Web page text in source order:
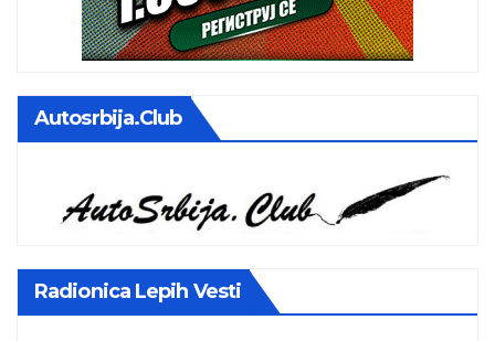
Autosrbija.club
Radionica Lepih Vesti